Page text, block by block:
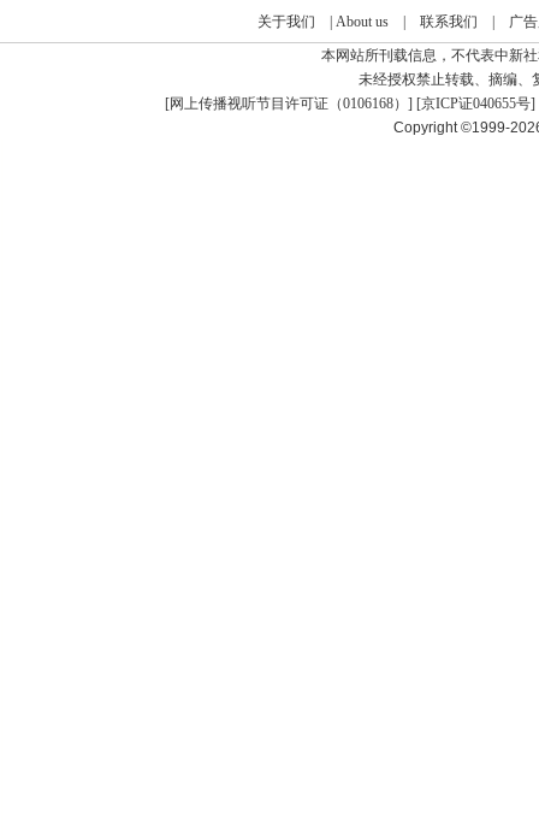
关于我们 About us| 联系我们
广
本网站所刊载信息，不代表中新
未经授权禁止转载、摘编、
[网上传播视听节目许可证（0106168） ] [京ICP证040655号]
Copyright ©1999-